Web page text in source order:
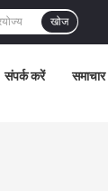
खोज
संपर्क करें समाचार